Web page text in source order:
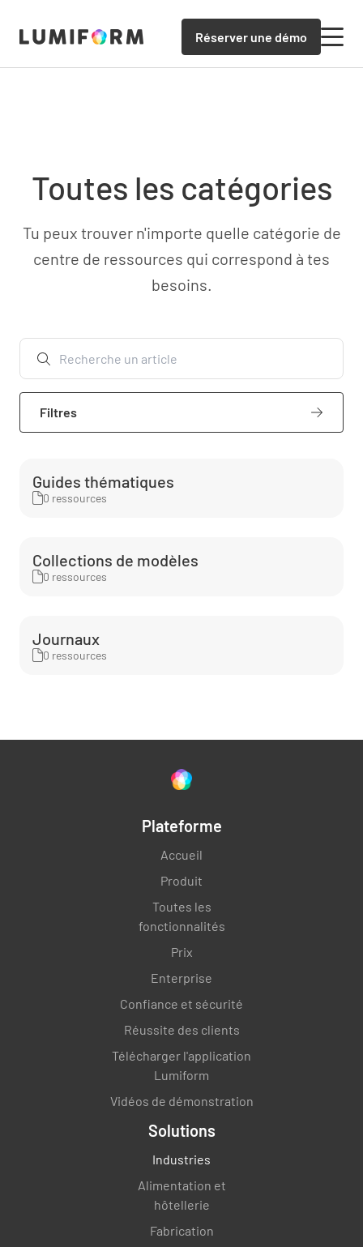
Réserver une démo
Toutes les catégories
Tu peux trouver n'importe quelle catégorie de
centre de ressources qui correspond à tes
besoins.
Filtres
Guides thématiques
0 ressources
Collections de modèles
0 ressources
Journaux
0 ressources
Plateforme
Accueil
Produit
Toutes les
fonctionnalités
Prix
Enterprise
Confiance et sécurité
Réussite des clients
Télécharger l'application
Lumiform
Vidéos de démonstration
Solutions
Industries
Alimentation et
hôtellerie
Fabrication